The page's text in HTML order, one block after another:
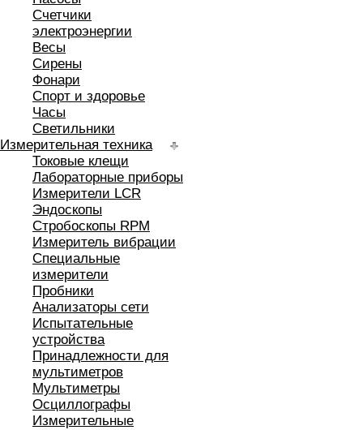
Счетчики
электроэнергии
Весы
Сирены
Фонари
Спорт и здоровье
Часы
Светильники
Измерительная техника
Токовые клещи
Лабораторные приборы
Измерители LCR
Эндоскопы
Стробоскопы RPM
Измеритель вибрации
Специальные
измерители
Пробники
Анализаторы сети
Испытательные
устройства
Принадлежности для
мультиметров
Мультиметры
Осциллографы
Измерительные